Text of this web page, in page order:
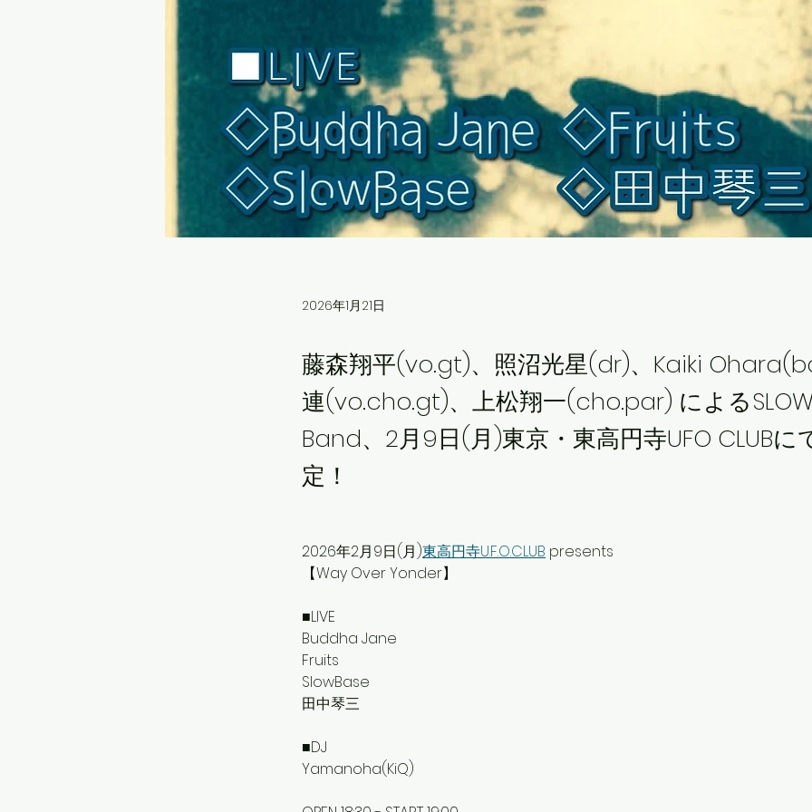
2026年1月21日
藤森翔平(vo.gt)、照沼光星(dr)、Kaiki
連(vo.cho.gt)、上松翔一(cho.par) による
Band、2月9日(月)東京・東高円寺UFO CLUBに
定！
2026年2月9日(月)東高円寺U.F.O.CLUB presents
【Way Over Yonder】
■LIVE
Buddha Jane
Fruits
SlowBase
田中琴三
■DJ
Yamanoha(KiQ)